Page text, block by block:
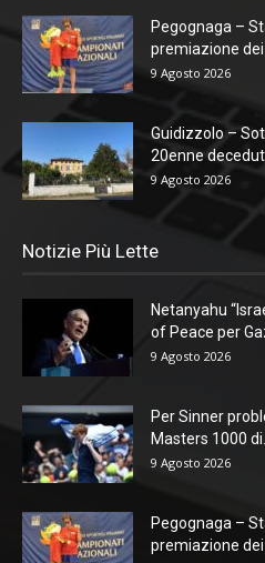
Pegognaga –
premiazione dei
9 Agosto 2026
Guidizzolo –
20enne
9 Agosto 2026
Notizie Più Lette
Netanyahu
of Peace per
9 Agosto 2026
Per Sinner
Masters 1000 di...
9 Agosto 2026
Pegognaga –
premiazione dei